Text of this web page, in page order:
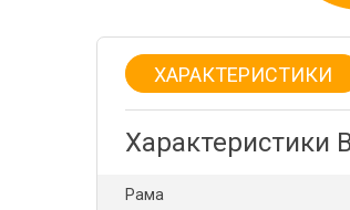
ХАРАКТЕРИСТИКИ
Характеристики
Рама